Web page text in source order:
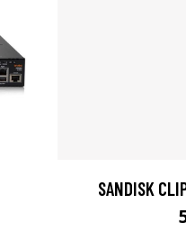
SANDISK